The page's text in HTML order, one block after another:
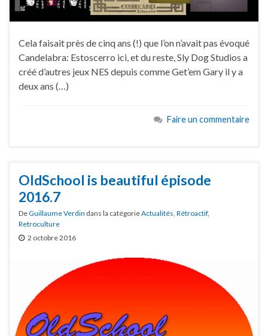
Cela faisait près de cinq ans (!) que l’on n’avait pas évoqué
Candelabra: Estoscerro ici, et du reste, Sly Dog Studios a
créé d’autres jeux NES depuis comme Get’em Gary il y a
deux ans (…)
Faire un commentaire
OldSchool is beautiful épisode
2016.7
DeGuillaume Verdin dans la catégorieActualités Rétroactif,
Retroculture
2 octobre 2016